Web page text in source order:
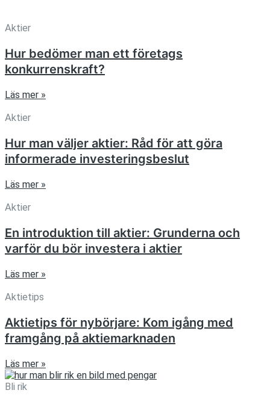
Aktier
Hur bedömer man ett företags
konkurrenskraft?
Läs mer »
Aktier
Hur man väljer aktier: Råd för att göra
informerade investeringsbeslut
Läs mer »
Aktier
En introduktion till aktier: Grunderna och
varför du bör investera i aktier
Läs mer »
Aktietips
Aktietips för nybörjare: Kom igång med
framgång på aktiemarknaden
Läs mer »
Bli rik